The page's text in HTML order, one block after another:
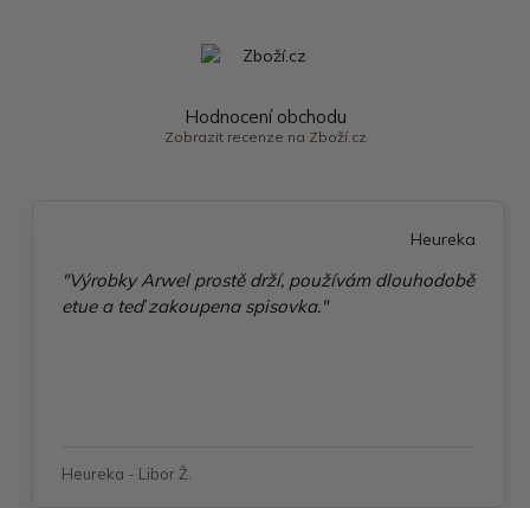
Hodnocení obchodu
Zobrazit recenze na Zboží.cz
Heureka
"Výrobky Arwel prostě drží, používám dlouhodobě
etue a teď zakoupena spisovka."
Heureka - Libor Ž.